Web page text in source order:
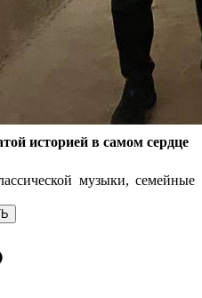
историей в самом сердце
музыки, семейные